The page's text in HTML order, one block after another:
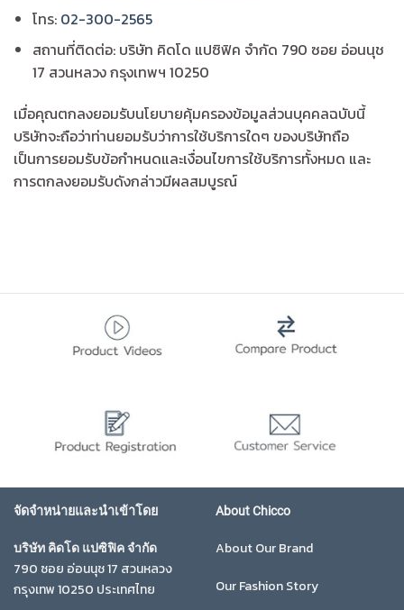
โทร: 02-300-2565
สถานที่ติดต่อ: บริษัท คิดโด แปซิฟิค จำกัด 790 ซอย อ่อนนุช
17 สวนหลวง กรุงเทพฯ 10250
เมื่อคุณตกลงยอมรับนโยบายคุ้มครองข้อมูลส่วนบุคคลฉบับนี้
บริษัทจะถือว่าท่านยอมรับว่าการใช้บริการใดๆ ของบริษัทถือ
เป็นการยอมรับข้อกำหนดและเงื่อนไขการใช้บริการทั้งหมด และ
การตกลงยอมรับดังกล่าวมีผลสมบูรณ์
จัดจำหน่ายและนำเข้าโดย
บริษัท คิดโด แปซิฟิค จำกัด
790 ซอย อ่อนนุช 17 สวนหลวง
กรุงเทพ 10250 ประเทศไทย
About Chicco
About Our Brand
Our Fashion Story